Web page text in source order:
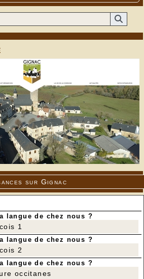
sur Gignac
langue de chez nous ?
1
langue de chez nous ?
2
langue de chez nous ?
occitanes